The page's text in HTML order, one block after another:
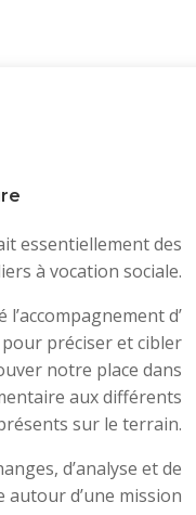
essentiellement des
à vocation sociale.
d’
préciser et cibler
notre place dans
aux différents
sur le terrain.
d’analyse et de
autour d’une mission